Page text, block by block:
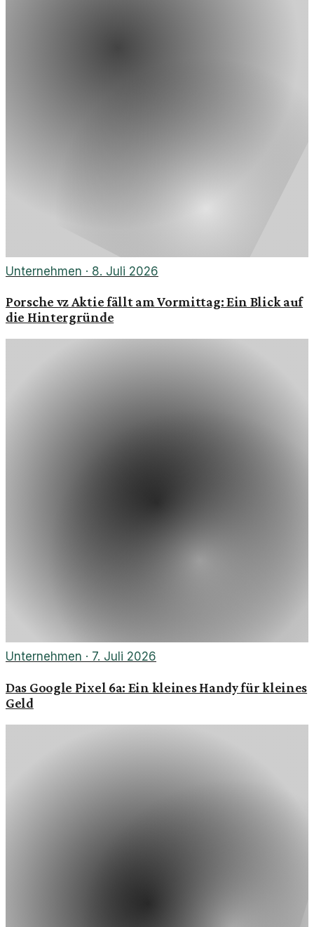
Unternehmen · 8. Juli 2026
Porsche vz Aktie fällt am Vormittag: Ein Blick auf
die Hintergründe
Unternehmen · 7. Juli 2026
Das Google Pixel 6a: Ein kleines Handy für kleines
Geld